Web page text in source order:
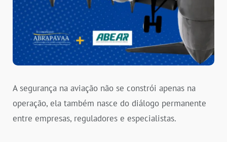
A segurança na aviação não se constrói apenas na
operação, ela também nasce do diálogo permanente
entre empresas, reguladores e especialistas.